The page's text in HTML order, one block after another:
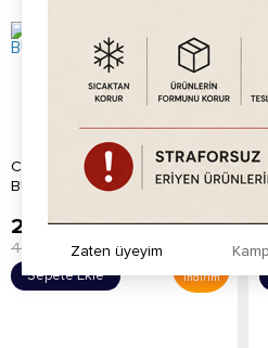
CHOCOWORLD YEŞİL
BUĞDAY PATLAĞI
İndirim
249.20TL
400.00 TL
Sepete Ekle
Zaten üyeyim